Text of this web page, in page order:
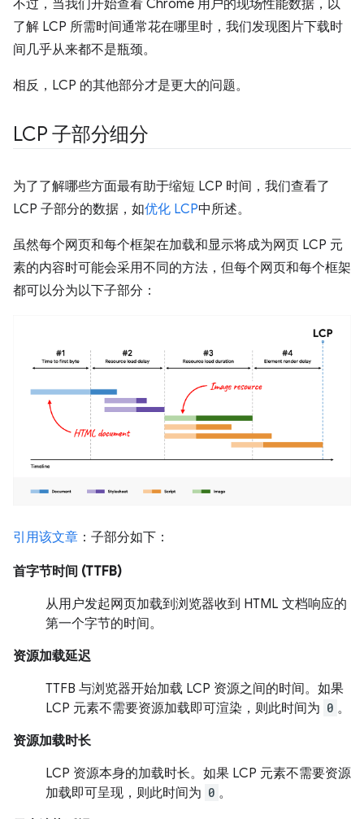
不过，当我们开始查看 Chrome 用户的现场性能数据，以
了解 LCP 所需时间通常花在哪里时，我们发现图片下载时
间几乎从来都不是瓶颈。
相反，LCP 的其他部分才是更大的问题。
LCP 子部分细分
为了了解哪些方面最有助于缩短 LCP 时间，我们查看了
LCP 子部分的数据，如优化 LCP中所述。
虽然每个网页和每个框架在加载和显示将成为网页 LCP 元
素的内容时可能会采用不同的方法，但每个网页和每个框架
都可以分为以下子部分：
引用该文章 ：子部分如下：
首字节时间 (TTFB)
从用户发起网页加载到浏览器收到 HTML 文档响应的
第一个字节的时间。
资源加载延迟
TTFB 与浏览器开始加载 LCP 资源之间的时间。如果
LCP 元素不需要资源加载即可渲染，则此时间为 0 。
资源加载时长
LCP 资源本身的加载时长。如果 LCP 元素不需要资源
加载即可呈现，则此时间为 0 。